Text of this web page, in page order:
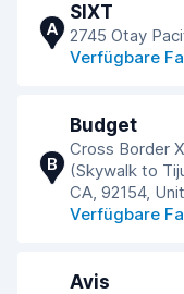
A
SIXT
2745 Otay
Verfügbare
B
Budget
Cross Border
(Skywalk to
CA, 92154,
Verfügbare
Avis